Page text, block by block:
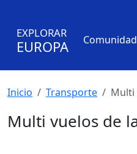
EXPLORAR
EUROPA Comunidad
Inicio Transporte Multi
Multi vuelos de